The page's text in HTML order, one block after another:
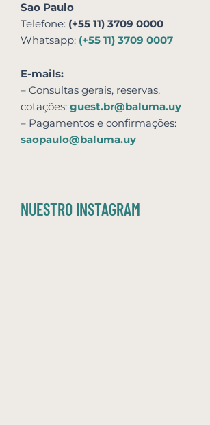
Sao Paulo
Telefone: (+55 11) 3709 0000
Whatsapp: (+55 11) 3709 0007
E-mails:
– Consultas gerais, reservas,
cotações: guest.br@baluma.uy
– Pagamentos e confirmações:
saopaulo@baluma.uy
NUESTRO INSTAGRAM